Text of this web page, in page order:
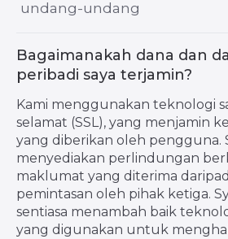
Bagaimanakah dana dan
peribadi saya terjamin?
Kami menggunakan teknologi
selamat (SSL), yang menjamin
yang diberikan oleh pengguna.
menyediakan perlindungan
maklumat yang diterima
pemintasan oleh pihak ketiga.
sentiasa menambah baik
yang digunakan untuk